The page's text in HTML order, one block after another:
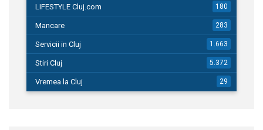
LIFESTYLE Cluj.com 180
Mancare 283
Servicii in Cluj 1.663
Stiri Cluj 5.372
Vremea la Cluj 29